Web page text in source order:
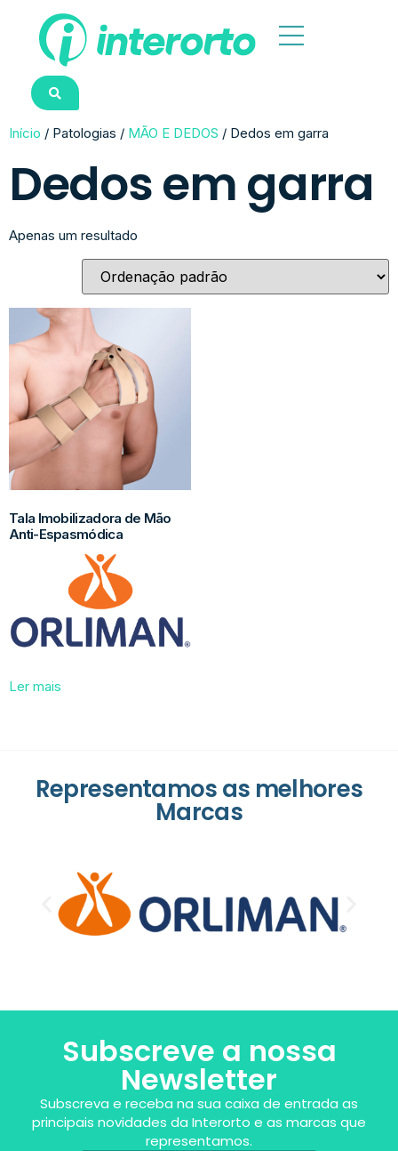
Início / Patologias / MÃO E DEDOS / Dedos em garra
Dedos em garra
Apenas um resultado
Tala Imobilizadora de Mão
Anti-Espasmódica
Ler mais
Representamos as melhores
Marcas
Subscreve a nossa
Newsletter
Subscreva e receba na sua caixa de entrada as
principais novidades da Interorto e as marcas que
representamos.